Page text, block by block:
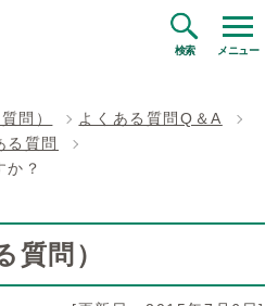
検索 メニュー
問）
よくある質問Q＆A
る質問
か？
質問）